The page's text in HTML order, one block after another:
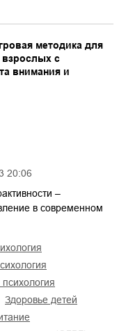
20:06
методика для
с
внимания и
–
в современном
психология
здоровье детей